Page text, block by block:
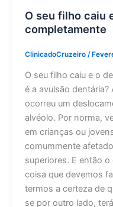
O seu filho caiu
completamente
ClinicadoCruzeiro /
O seu filho caiu e o
é a avulsão
ocorreu um
alvéolo. Por norma,
em crianças ou
comummente
superiores. E então
coisa que devemos
termos a certeza de
se por outro lado,